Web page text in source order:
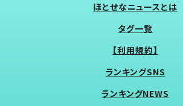
ほとせなニュースとは
タグ一覧
【利用規約】
ランキングSNS
ランキングNEWS